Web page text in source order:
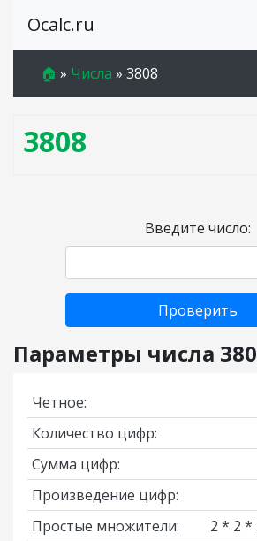
Ocalc.ru
🏠 » Числа » 3808
3808
Введите число:
Проверить
Параметры числа
Четное:
Количество цифр:
Сумма цифр:
Произведение цифр:
Простые множители:
2 * 2 *